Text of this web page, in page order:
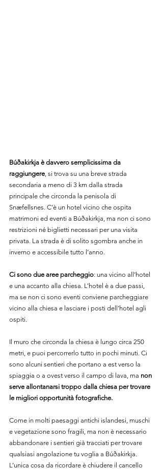
Búðakirkja è davvero semplicissima da
raggiungere, si trova su una breve strada
secondaria a meno di 3 km dalla strada
principale che circonda la penisola di
Snæfellsnes. C’è un hotel vicino che ospita
matrimoni ed eventi a Búðakirkja, ma non ci sono
restrizioni né biglietti necessari per una visita
privata. La strada è di solito sgombra anche in
inverno e accessibile tutto l’anno.
Ci sono due aree parcheggio: una vicino all’hotel
e una accanto alla chiesa. L’hotel è a due passi,
ma se non ci sono eventi conviene parcheggiare
vicino alla chiesa e lasciare i posti dell’hotel agli
ospiti.
Il muro che circonda la chiesa è lungo circa 250
metri, e puoi percorrerlo tutto in pochi minuti. Ci
sono alcuni sentieri che portano a est verso la
spiaggia o a ovest verso il campo di lava, ma non
serve allontanarsi troppo dalla chiesa per trovare
le migliori opportunità fotografiche.
Come in molti paesaggi antichi islandesi, muschi
e vegetazione sono fragili, ma non è necessario
abbandonare i sentieri già tracciati per trovare
qualsiasi angolazione tu voglia a Búðakirkja.
L’unica cosa da ricordare è chiudere il cancello